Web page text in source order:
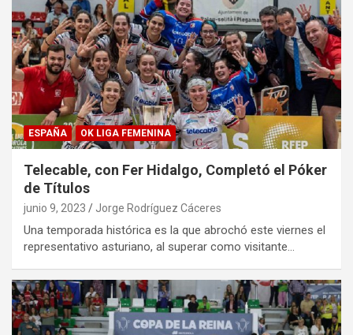
ESPAÑA OK LIGA FEMENINA
Telecable, con Fer Hidalgo, Completó el Póker
de Títulos
junio 9, 2023 Jorge Rodríguez Cáceres
Una temporada histórica es la que abrochó este viernes el
representativo asturiano, al superar como visitante…